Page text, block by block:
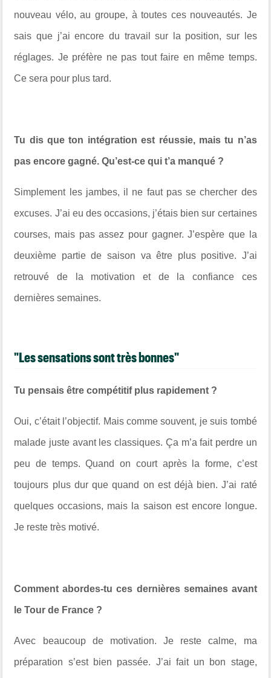
nouveau vélo, au groupe, à toutes ces nouveautés. Je
sais que j’ai encore du travail sur la position, sur les
réglages. Je préfère ne pas tout faire en même temps.
Ce sera pour plus tard.
Tu dis que ton intégration est réussie, mais tu n’as
pas encore gagné. Qu’est-ce qui t’a manqué ?
Simplement les jambes, il ne faut pas se chercher des
excuses. J’ai eu des occasions, j’étais bien sur certaines
courses, mais pas assez pour gagner. J’espère que la
deuxième partie de saison va être plus positive. J’ai
retrouvé de la motivation et de la confiance ces
dernières semaines.
"Les sensations sont très bonnes"
Tu pensais être compétitif plus rapidement ?
Oui, c’était l’objectif. Mais comme souvent, je suis tombé
malade juste avant les classiques. Ça m’a fait perdre un
peu de temps. Quand on court après la forme, c’est
toujours plus dur que quand on est déjà bien. J’ai raté
quelques occasions, mais la saison est encore longue.
Je reste très motivé.
Comment abordes-tu ces dernières semaines avant
le Tour de France ?
Avec beaucoup de motivation. Je reste calme, ma
préparation s’est bien passée. J’ai fait un bon stage,